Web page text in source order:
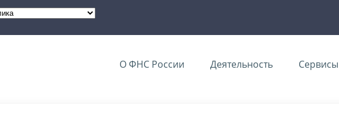
О ФНС России Деятельность Сервисы